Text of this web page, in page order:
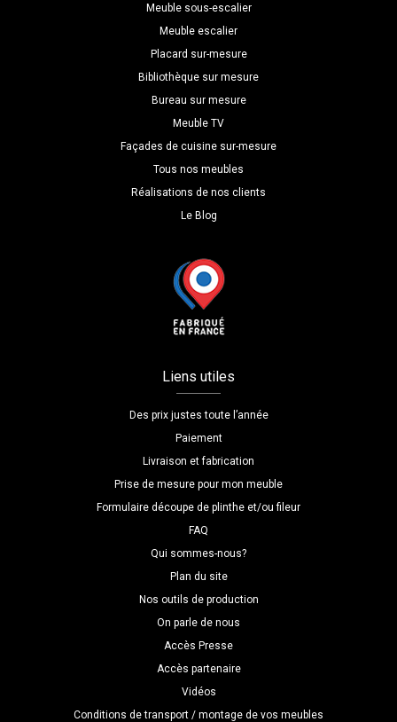
Meuble sous-escalier
Meuble escalier
Placard sur-mesure
Bibliothèque sur mesure
Bureau sur mesure
Meuble TV
Façades de cuisine sur-mesure
Tous nos meubles
Réalisations de nos clients
Le Blog
Liens utiles
Des prix justes toute l’année
Paiement
Livraison et fabrication
Prise de mesure pour mon meuble
Formulaire découpe de plinthe et/ou fileur
FAQ
Qui sommes-nous?
Plan du site
Nos outils de production
On parle de nous
Accès Presse
Accès partenaire
Vidéos
Conditions de transport / montage de vos meubles